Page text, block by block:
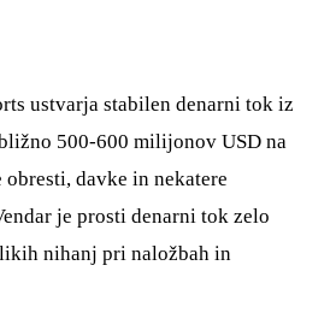
ustvarja stabilen denarni tok iz
500-600 milijonov USD na
davke in nekatere
je prosti denarni tok zelo
nihanj pri naložbah in